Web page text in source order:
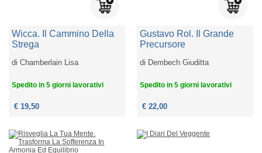
Wicca. Il Cammino Della
Strega
diChamberlain Lisa
Spedito in 5 giorni lavorativi
€ 19,50
Gustavo Rol. Il Grande
Precursore
di Dembech Giuditta
Spedito in 5 giorni lavorativi
€ 22,00